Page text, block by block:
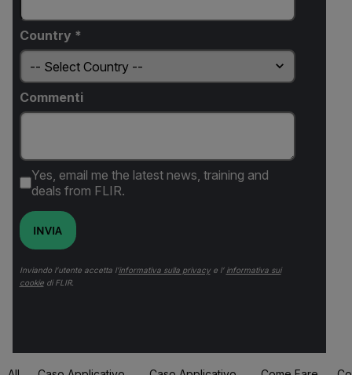
Country *
Commenti
Yes, email me the latest news, training and
deals from FLIR.
INVIA
Inviando l’utente accetta l’informativa sulla privacye l’ informativa sui
cookiedi FLIR.